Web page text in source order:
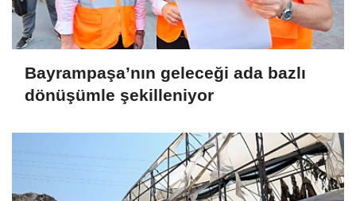
Bayrampaşa’nın geleceği ada bazlı
dönüşümle şekilleniyor